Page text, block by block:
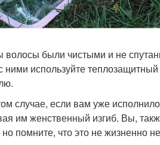
волосы были чистыми и не
ними используйте
случае, если вам уже
им женственный изгиб. Вы,
помните, что это не жизненно